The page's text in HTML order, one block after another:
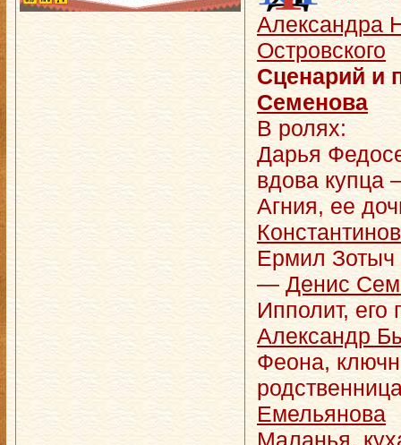
Александра
Островского
Сценарий и
Семенова
В ролях:
Дарья
вдова
Агния, ее
Ермил Зотыч
— Денис
Ипполит, его
Александр
Феона,
Емельянова
Маланья,